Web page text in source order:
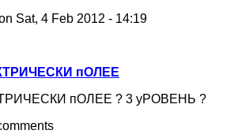
Sat, 4 Feb 2012 - 14:19
пОЛЕЕ
пОЛЕЕ ? 3 уРОВЕНЬ ?